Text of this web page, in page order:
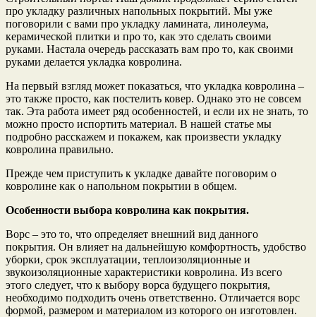
про укладку различных напольных покрытий. Мы уже
поговорили с вами про укладку ламината, линолеума,
керамической плитки и про то, как это сделать своими
руками. Настала очередь рассказать вам про то, как своими
руками делается укладка ковролина.
На первый взгляд может показаться, что укладка ковролина –
это также просто, как постелить ковер. Однако это не совсем
так. Эта работа имеет ряд особенностей, и если их не знать, то
можно просто испортить материал. В нашей статье мы
подробно расскажем и покажем, как произвести укладку
ковролина правильно.
Прежде чем приступить к укладке давайте поговорим о
ковролине как о напольном покрытии в общем.
Особенности выбора ковролина как покрытия.
Ворс – это то, что определяет внешний вид данного
покрытия. Он влияет на дальнейшую комфортность, удобство
уборки, срок эксплуатации, теплоизоляционные и
звукоизоляционные характеристики ковролина. Из всего
этого следует, что к выбору ворса будущего покрытия,
необходимо подходить очень ответственно. Отличается ворс
формой, размером и материалом из которого он изготовлен.